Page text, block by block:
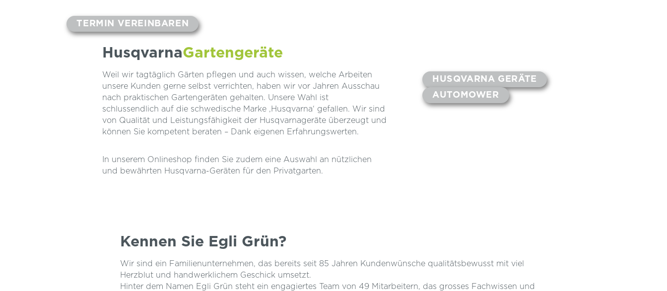
TERMIN VEREINBAREN
HusqvarnaGartengeräte
Weil wir tagtäglich Gärten pflegen und auch wissen, welche Arbeiten
unsere Kunden gerne selbst verrichten, haben wir vor Jahren Ausschau
nach praktischen Gartengeräten gehalten. Unsere Wahl ist
schlussendlich auf die schwedische Marke ‚Husqvarna‘ gefallen. Wir sind
von Qualität und Leistungsfähigkeit der Husqvarnageräte überzeugt und
können Sie kompetent beraten – Dank eigenen Erfahrungswerten.
In unserem Onlineshop finden Sie zudem eine Auswahl an nützlichen
und bewährten Husqvarna-Geräten für den Privatgarten.
HUSQVARNA GERÄTE
AUTOMOWER
Kennen Sie Egli Grün?
Wir sind ein Familienunternehmen, das bereits seit 85 Jahren Kundenwünsche qualitätsbewusst mit viel
Herzblut und handwerklichem Geschick umsetzt.
Hinter dem Namen Egli Grün steht ein engagiertes Team von 49 Mitarbeitern, das grosses Fachwissen und